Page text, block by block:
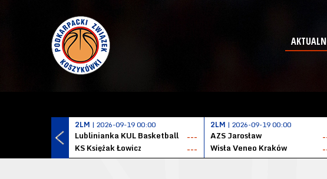
2LM | 2026-09-19 00:00
Lublinianka KUL Basketball
---
KS Księżak Łowicz
---
2LM | 2026-09-19 00:00
AZS Jarosław
Wisła Veneo Kraków